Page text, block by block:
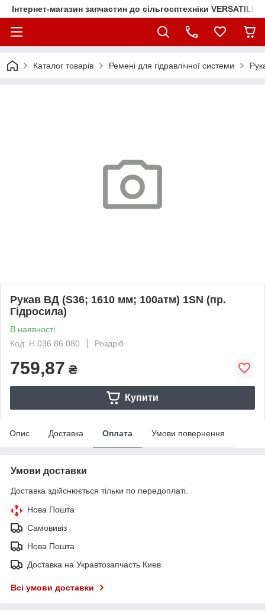
Інтернет-магазин запчастин до сільгосптехніки VERSATILE
Каталог товарів Ремені для гідравлічної системи
Рукав ВД (S36; 1610 мм; 100атм) 1SN (пр.
Гідросила)
В наявності
Код: Н.036.86.080
Роздріб
759,87 ₴
Купити
Опис Доставка Оплата Умови повернення
Умови доставки
Доставка здійснюється тільки по передоплаті.
Нова Пошта
Самовивіз
Нова Пошта
Доставка на Укравтозапчасть Киев
Всі умови доставки